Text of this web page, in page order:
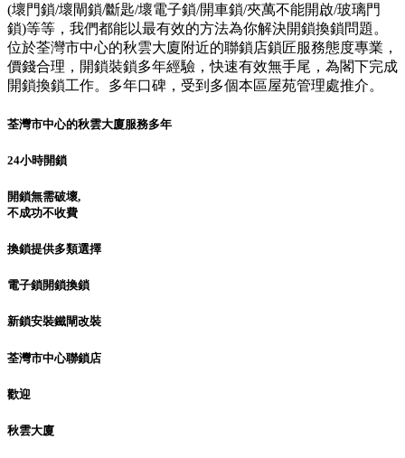
(壞門鎖/壞閘鎖/斷匙/壞電子鎖/開車鎖/夾萬不能開啟/玻璃門
鎖)等等，我們都能以最有效的方法為你解決開鎖換鎖問題。
位於荃灣市中心的秋雲大廈附近的聯鎖店鎖匠服務態度專業，
價錢合理，開鎖裝鎖多年經驗，快速有效無手尾，為閣下完成
開鎖換鎖工作。多年口碑，受到多個本區屋苑管理處推介。
荃灣市中心的秋雲大廈服務多年
24小時開鎖
開鎖無需破壞,
不成功不收費
換鎖提供多類選擇
電子鎖開鎖換鎖
新鎖安裝鐵閘改裝
荃灣市中心聯鎖店
歡迎
秋雲大廈